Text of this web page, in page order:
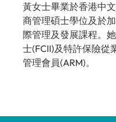
黃女士畢業於香港中
商管理碩士學位及於
際管理及發展課程。
士(FCII)及特許保險從
管理會員(ARM)。